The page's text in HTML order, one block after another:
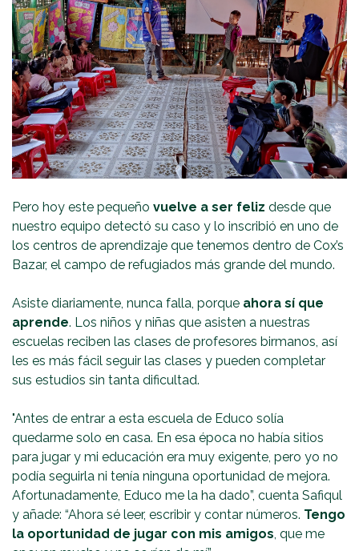
Pero hoy este pequeño vuelve a ser feliz desde que
nuestro equipo detectó su caso y lo inscribió en uno de
los centros de aprendizaje que tenemos dentro de Cox’s
Bazar, el campo de refugiados más grande del mundo.
Asiste diariamente, nunca falla, porque ahora sí que
aprende. Los niños y niñas que asisten a nuestras
escuelas reciben las clases de profesores birmanos, así
les es más fácil seguir las clases y pueden completar
sus estudios sin tanta dificultad.
"Antes de entrar a esta escuela de Educo solía
quedarme solo en casa. En esa época no había sitios
para jugar y mi educación era muy exigente, pero yo no
podía seguirla ni tenía ninguna oportunidad de mejora.
Afortunadamente, Educo me la ha dado”, cuenta Safiqul
y añade: “Ahora sé leer, escribir y contar números. Tengo
la oportunidad de jugar con mis amigos, que me